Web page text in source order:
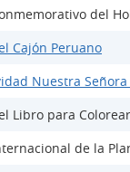
del
Cajón Peruano
Nuestra
Libro para Colorear
de la